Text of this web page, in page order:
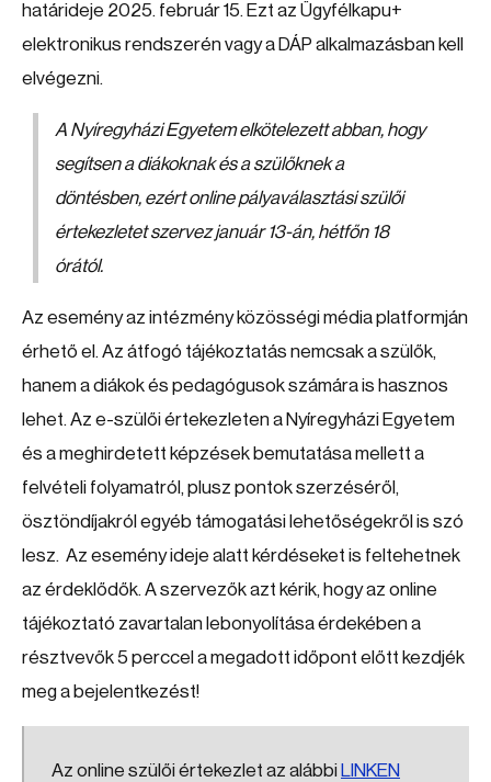
határideje 2025. február 15. Ezt az Ügyfélkapu+
elektronikus rendszerén vagy a DÁP alkalmazásban kell
elvégezni.
A Nyíregyházi Egyetem elkötelezett abban, hogy
segítsen a diákoknak és a szülőknek a
döntésben, ezért online pályaválasztási szülői
értekezletet szervez január 13-án, hétfőn 18
órától.
Az esemény az intézmény közösségi média platformján
érhető el. Az átfogó tájékoztatás nemcsak a szülők,
hanem a diákok és pedagógusok számára is hasznos
lehet. Az e-szülői értekezleten a Nyíregyházi Egyetem
és a meghirdetett képzések bemutatása mellett a
felvételi folyamatról, plusz pontok szerzéséről,
ösztöndíjakról egyéb támogatási lehetőségekről is szó
lesz. Az esemény ideje alatt kérdéseket is feltehetnek
az érdeklődők. A szervezők azt kérik, hogy az online
tájékoztató zavartalan lebonyolítása érdekében a
résztvevők 5 perccel a megadott időpont előtt kezdjék
meg a bejelentkezést!
Az online szülői értekezlet az alábbi LINKEN